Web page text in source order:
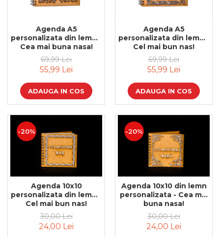
Tablouri personalizate
IQ Puzzle
Diplome si Plachete
Felicitari din lemn
Felicitari pentru cei dragi
Felicitari cu model
Rame foto din lemn
Camion din lemn
Aromaterapie
Papioane din lemn
Decoratiuni pentru casa
Genti si portofele barbati din
piele naturala
Cadouri de Paste
Agenda A5
personalizata din lemn -
Cea mai buna nasa!
69,99 Lei
55,99 Lei
ADAUGA IN COS
Agenda A5
personalizata din lemn -
Cel mai bun nas!
69,99 Lei
55,99 Lei
ADAUGA IN COS
-20%
Agenda 10x10
personalizata din lemn -
Cel mai bun nas!
30,00 Lei
24,00 Lei
-20%
Agenda 10x10 din lemn
personalizata - Cea mai
buna nasa!
30,00 Lei
24,00 Lei